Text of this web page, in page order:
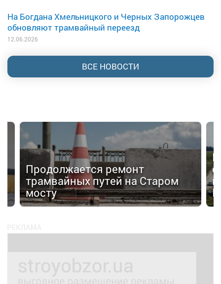
На Богдана Хмельницкого и Черных Запорожцев
обновляют трамвайный переезд
12.06.2026
ВСЕ НОВОСТИ
Продолжается ремонт
трамвайных путей на Старом
мосту